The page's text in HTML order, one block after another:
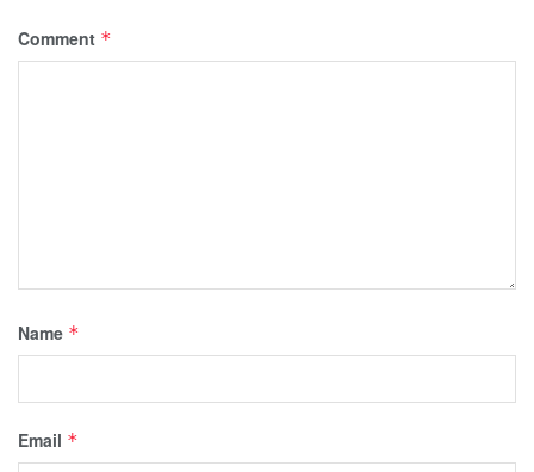
Comment *
Name *
Email *